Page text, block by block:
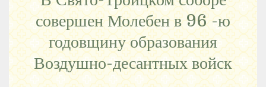
совершен Молебен в 96 -ю
годовщину образования
Воздушно-десантных войск